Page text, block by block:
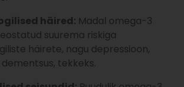
häired: Madal omega-3
suurema riskiga
häirete, nagu depressioon,
tekkeks.